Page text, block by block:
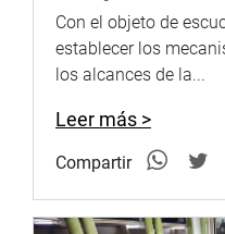
Con el objeto de
establecer los
los alcances de la...
Leer más >
Compartir